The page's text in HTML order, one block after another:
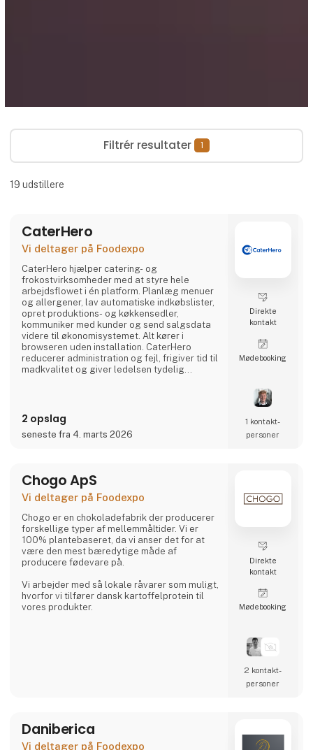
Filtrér resultater 1
19 udstillere
CaterHero
Vi deltager på Foodexpo
CaterHero hjælper catering- og
frokostvirksomheder med at styre hele
arbejdsflowet i én platform. Planlæg menuer
og allergener, lav automatiske indkøbslister,
opret produktions- og køkkensedler,
kommuniker med kunder og send salgsdata
videre til økonomisystemet. Alt kører i
browseren uden installation. CaterHero
reducerer administration og fejl, frigiver tid til
madkvalitet og giver ledelsen tydelig
2 opslag
seneste fra 4. marts 2026
Direkte
kontakt
Møde­booking
1 kontakt­
personer
Chogo ApS
Vi deltager på Foodexpo
Chogo er en chokoladefabrik der producerer
forskellige typer af mellemmåltider. Vi er
100% plantebaseret, da vi anser det for at
være den mest bæredytige måde af
producere fødevare på.
Vi arbejder med så lokale råvarer som muligt,
hvorfor vi tilfører dansk kartoffelprotein til
vores produkter.
2:
Proteinbarer, marcipanbrød mm. til den
Direkte
kontakt
Møde­booking
2 kontakt­
personer
Daniberica
Vi deltager på Foodexpo